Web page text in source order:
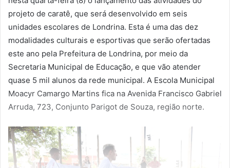
projeto de caratê, que será desenvolvido em seis
unidades escolares de Londrina. Esta é uma das dez
modalidades culturais e esportivas que serão ofertadas
este ano pela Prefeitura de Londrina, por meio da
Secretaria Municipal de Educação, e que vão atender
quase 5 mil alunos da rede municipal. A Escola Municipal
Moacyr Camargo Martins fica na Avenida Francisco Gabriel
Arruda, 723, Conjunto Parigot de Souza, região norte.